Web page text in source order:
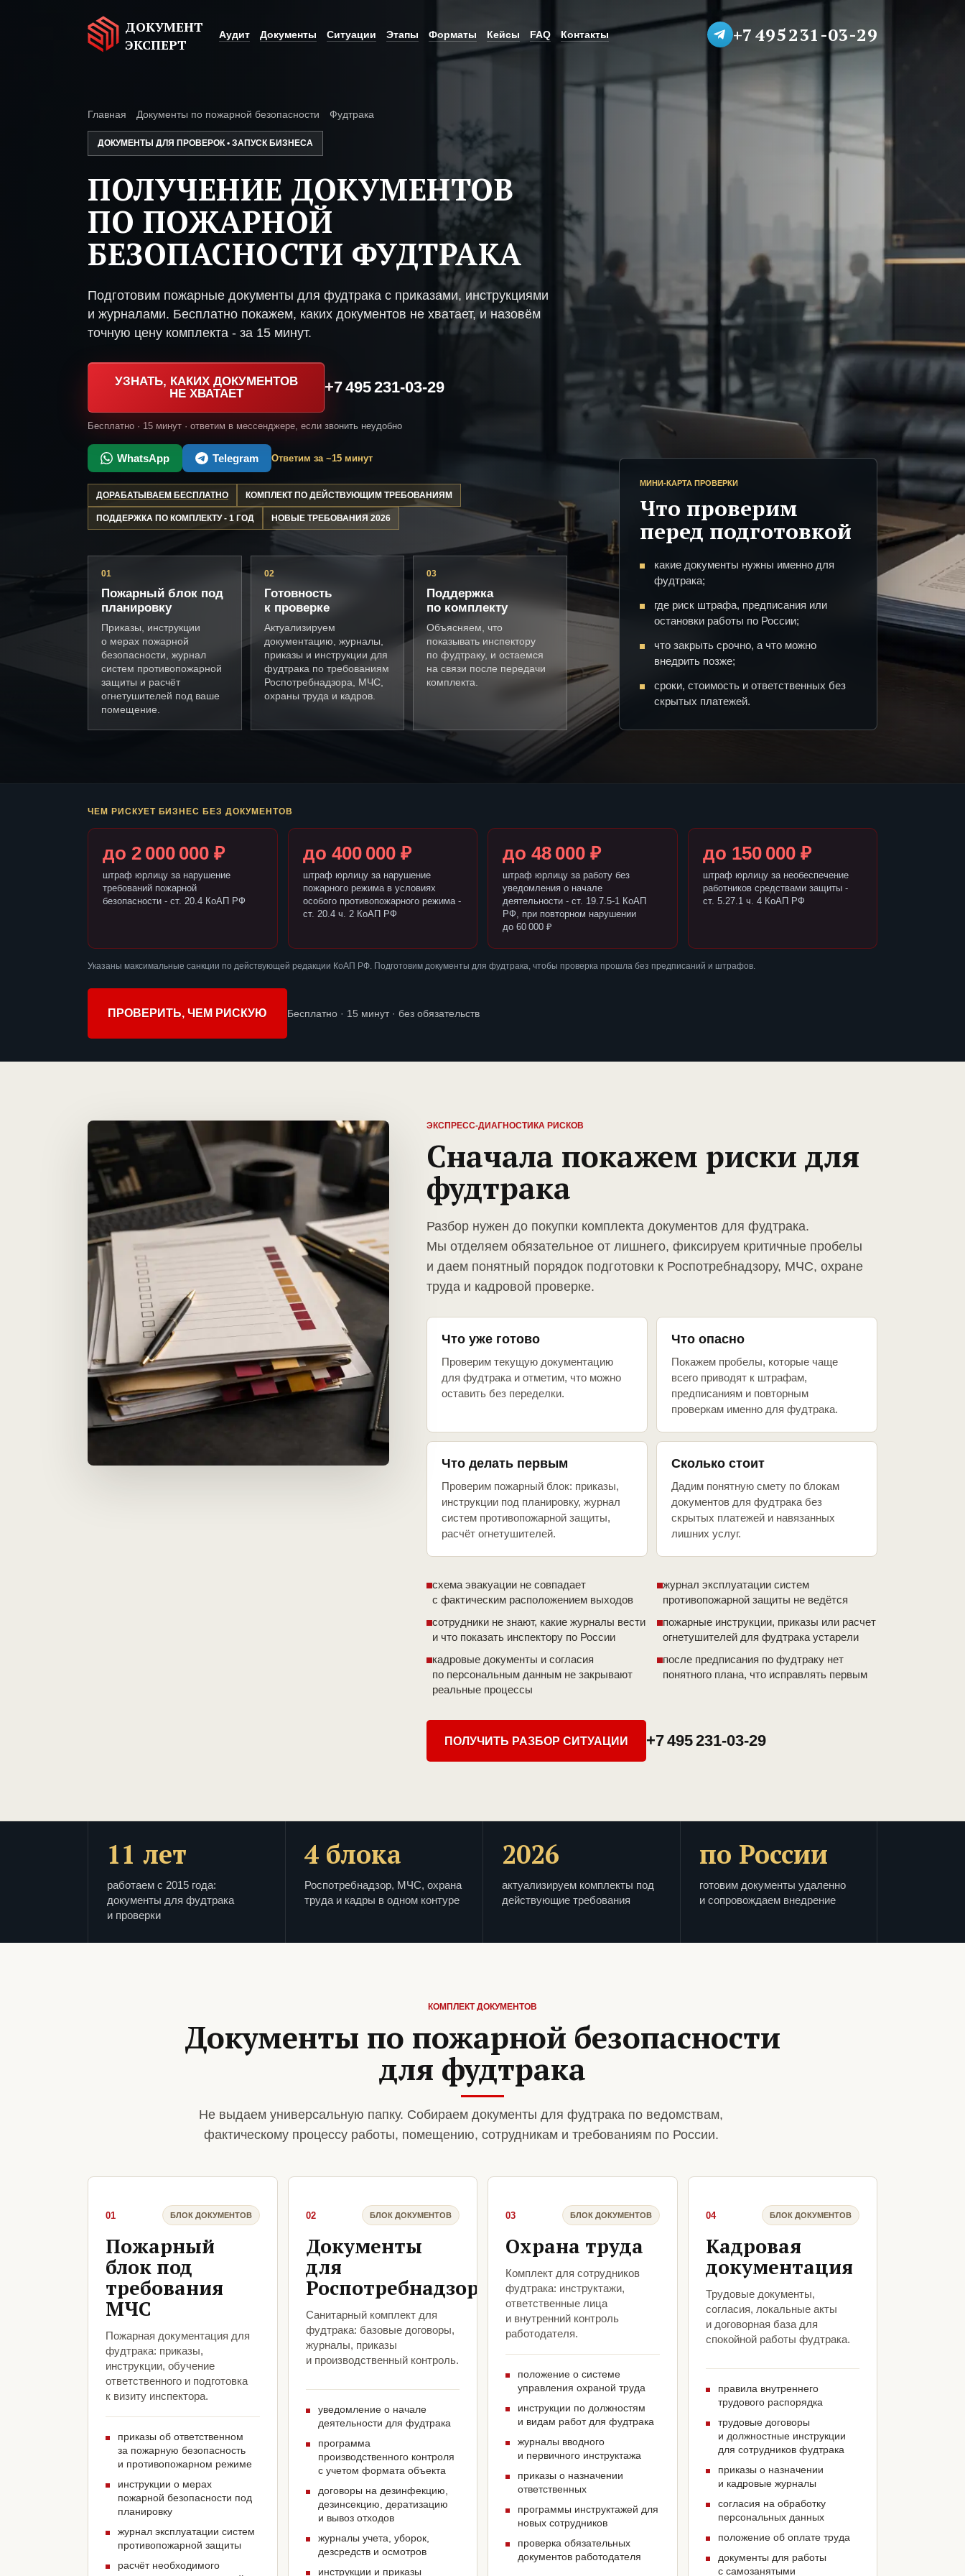
ДОКУМЕНТ
ЭКСПЕРТ
Аудит Документы Ситуации Этапы Форматы Кейсы FAQ Контакты +7 495 231-03-29
Главная Документы по пожарной безопасности Фудтрака
ДОКУМЕНТЫ ДЛЯ ПРОВЕРОК • ЗАПУСК БИЗНЕСА
ПОЛУЧЕНИЕ ДОКУМЕНТОВ
ПО ПОЖАРНОЙ
БЕЗОПАСНОСТИ ФУДТРАКА
Подготовим пожарные документы для фудтрака с приказами, инструкциями
и журналами. Бесплатно покажем, каких документов не хватает, и назовём
точную цену комплекта - за 15 минут.
УЗНАТЬ, КАКИХ ДОКУМЕНТОВ
НЕ ХВАТАЕТ
+7 495 231-03-29
Бесплатно · 15 минут · ответим в мессенджере, если звонить неудобно
WhatsApp Telegram Ответим за ~15 минут
ДОРАБАТЫВАЕМ БЕСПЛАТНО КОМПЛЕКТ ПО ДЕЙСТВУЮЩИМ ТРЕБОВАНИЯМ
ПОДДЕРЖКА ПО КОМПЛЕКТУ - 1 ГОД НОВЫЕ ТРЕБОВАНИЯ 2026
01
Пожарный блок под
планировку
Приказы, инструкции
о мерах пожарной
безопасности, журнал
систем противопожарной
защиты и расчёт
огнетушителей под ваше
помещение.
02
Готовность
к проверке
Актуализируем
документацию, журналы,
приказы и инструкции для
фудтрака по требованиям
Роспотребнадзора, МЧС,
охраны труда и кадров.
03
Поддержка
по комплекту
Объясняем, что
показывать инспектору
по фудтраку, и остаемся
на связи после передачи
комплекта.
МИНИ-КАРТА ПРОВЕРКИ
Что проверим
перед подготовкой
какие документы нужны именно для
фудтрака;
где риск штрафа, предписания или
остановки работы по России;
что закрыть срочно, а что можно
внедрить позже;
сроки, стоимость и ответственных без
скрытых платежей.
ЧЕМ РИСКУЕТ БИЗНЕС БЕЗ ДОКУМЕНТОВ
до 2 000 000 ₽
штраф юрлицу за нарушение
требований пожарной
безопасности - ст. 20.4 КоАП РФ
до 400 000 ₽
штраф юрлицу за нарушение
пожарного режима в условиях
особого противопожарного режима -
ст. 20.4 ч. 2 КоАП РФ
до 48 000 ₽
штраф юрлицу за работу без
уведомления о начале
деятельности - ст. 19.7.5-1 КоАП
РФ, при повторном нарушении
до 60 000 ₽
до 150 000 ₽
штраф юрлицу за необеспечение
работников средствами защиты -
ст. 5.27.1 ч. 4 КоАП РФ
Указаны максимальные санкции по действующей редакции КоАП РФ. Подготовим документы для фудтрака, чтобы проверка прошла без предписаний и штрафов.
ПРОВЕРИТЬ, ЧЕМ РИСКУЮ Бесплатно · 15 минут · без обязательств
ЭКСПРЕСС-ДИАГНОСТИКА РИСКОВ
Сначала покажем риски для
фудтрака
Разбор нужен до покупки комплекта документов для фудтрака.
Мы отделяем обязательное от лишнего, фиксируем критичные пробелы
и даем понятный порядок подготовки к Роспотребнадзору, МЧС, охране
труда и кадровой проверке.
Что уже готово
Проверим текущую документацию
для фудтрака и отметим, что можно
оставить без переделки.
Что опасно
Покажем пробелы, которые чаще
всего приводят к штрафам,
предписаниям и повторным
проверкам именно для фудтрака.
Что делать первым
Проверим пожарный блок: приказы,
инструкции под планировку, журнал
систем противопожарной защиты,
расчёт огнетушителей.
Сколько стоит
Дадим понятную смету по блокам
документов для фудтрака без
скрытых платежей и навязанных
лишних услуг.
схема эвакуации не совпадает
с фактическим расположением выходов
журнал эксплуатации систем
противопожарной защиты не ведётся
сотрудники не знают, какие журналы вести
и что показать инспектору по России
пожарные инструкции, приказы или расчет
огнетушителей для фудтрака устарели
кадровые документы и согласия
по персональным данным не закрывают
реальные процессы
после предписания по фудтраку нет
понятного плана, что исправлять первым
ПОЛУЧИТЬ РАЗБОР СИТУАЦИИ +7 495 231-03-29
11 лет
работаем с 2015 года:
документы для фудтрака
и проверки
4 блока
Роспотребнадзор, МЧС, охрана
труда и кадры в одном контуре
2026
актуализируем комплекты под
действующие требования
по России
готовим документы удаленно
и сопровождаем внедрение
КОМПЛЕКТ ДОКУМЕНТОВ
Документы по пожарной безопасности
для фудтрака
Не выдаем универсальную папку. Собираем документы для фудтрака по ведомствам,
фактическому процессу работы, помещению, сотрудникам и требованиям по России.
01 БЛОК ДОКУМЕНТОВ
Пожарный
блок под
требования
МЧС
Пожарная документация для
фудтрака: приказы,
инструкции, обучение
ответственного и подготовка
к визиту инспектора.
приказы об ответственном
за пожарную безопасность
и противопожарном режиме
инструкции о мерах
пожарной безопасности под
планировку
журнал эксплуатации систем
противопожарной защиты
расчёт необходимого
02 БЛОК ДОКУМЕНТОВ
Документы
для
Роспотребнадзора
Санитарный комплект для
фудтрака: базовые договоры,
журналы, приказы
и производственный контроль.
уведомление о начале
деятельности для фудтрака
программа
производственного контроля
с учетом формата объекта
договоры на дезинфекцию,
дезинсекцию, дератизацию
и вывоз отходов
журналы учета, уборок,
дезсредств и осмотров
инструкции и приказы
03 БЛОК ДОКУМЕНТОВ
Охрана труда
Комплект для сотрудников
фудтрака: инструктажи,
ответственные лица
и внутренний контроль
работодателя.
положение о системе
управления охраной труда
инструкции по должностям
и видам работ для фудтрака
журналы вводного
и первичного инструктажа
приказы о назначении
ответственных
программы инструктажей для
новых сотрудников
проверка обязательных
документов работодателя
04 БЛОК ДОКУМЕНТОВ
Кадровая
документация
Трудовые документы,
согласия, локальные акты
и договорная база для
спокойной работы фудтрака.
правила внутреннего
трудового распорядка
трудовые договоры
и должностные инструкции
для сотрудников фудтрака
приказы о назначении
и кадровые журналы
согласия на обработку
персональных данных
положение об оплате труда
документы для работы
с самозанятыми